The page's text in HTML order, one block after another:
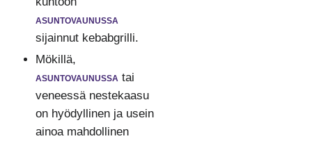
asuntovaunussa
sijainnut kebabgrilli.
Mökillä,
asuntovaunussatai
veneessä nestekaasu
on hyödyllinen ja usein
ainoa mahdollinen